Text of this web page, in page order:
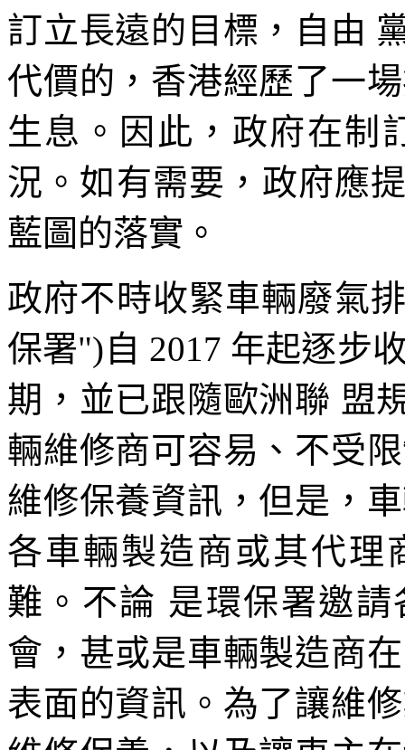
訂立長遠的目標，自由
代價的，香港經歷了一
生息。因此，政府在制
況。如有需要，政府應
藍圖的落實。
政府不時收緊車輛廢氣
保署")自 2017 年起逐步
期，並已跟隨歐洲聯 盟
輛維修商可容易、不受
維修保養資訊，但是，
各車輛製造商或其代理
難。不論 是環保署邀
會，甚或是車輛製造商
表面的資訊。為了讓維